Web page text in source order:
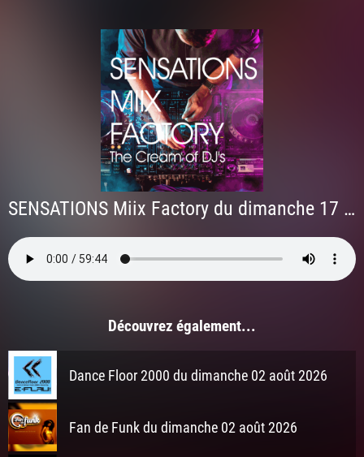
SENSATIONS Miix Factory du dimanche 17 mai 2026 à 2h
Découvrez également...
Dance Floor 2000 du dimanche 02 août 2026
Fan de Funk du dimanche 02 août 2026